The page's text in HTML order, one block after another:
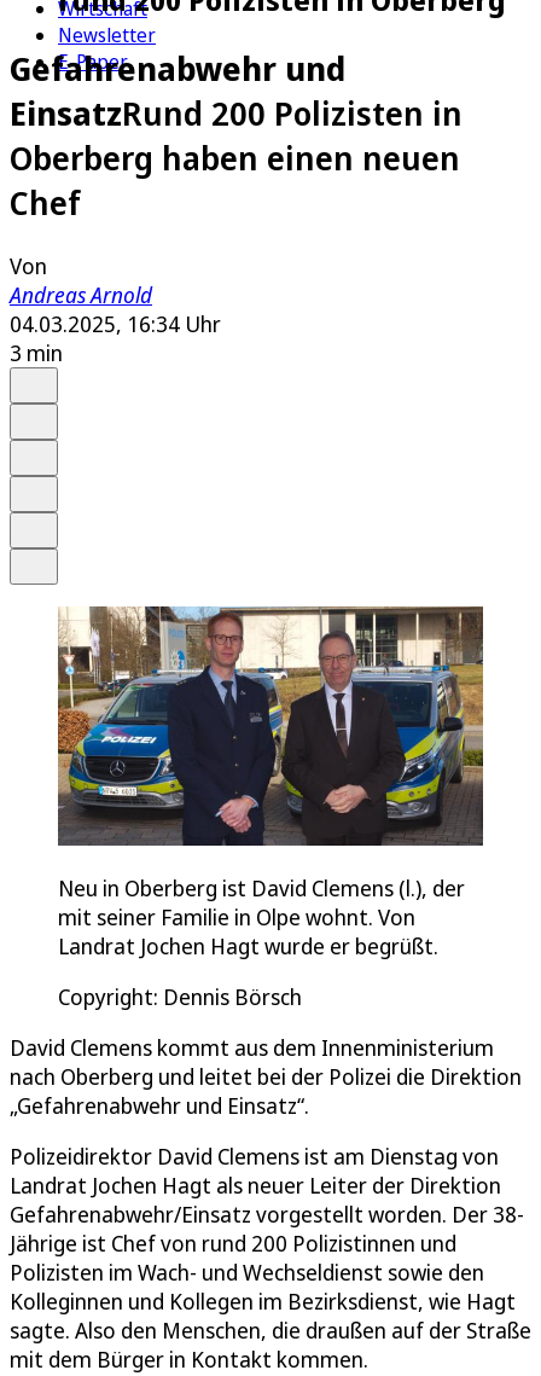
Wirtschaft
Newsletter
E-Paper
Gefahrenabwehr und
EinsatzRund 200 Polizisten in
Oberberg haben einen neuen
Chef
Von
Andreas Arnold
04.03.2025, 16:34 Uhr
3 min
Neu in Oberberg ist David Clemens (l.), der
mit seiner Familie in Olpe wohnt. Von
Landrat Jochen Hagt wurde er begrüßt.
Copyright: Dennis Börsch
David Clemens kommt aus dem Innenministerium
nach Oberberg und leitet bei der Polizei die Direktion
„Gefahrenabwehr und Einsatz“.
Polizeidirektor David Clemens ist am Dienstag von
Landrat Jochen Hagt als neuer Leiter der Direktion
Gefahrenabwehr/Einsatz vorgestellt worden. Der 38-
Jährige ist Chef von rund 200 Polizistinnen und
Polizisten im Wach- und Wechseldienst sowie den
Kolleginnen und Kollegen im Bezirksdienst, wie Hagt
sagte. Also den Menschen, die draußen auf der Straße
mit dem Bürger in Kontakt kommen.